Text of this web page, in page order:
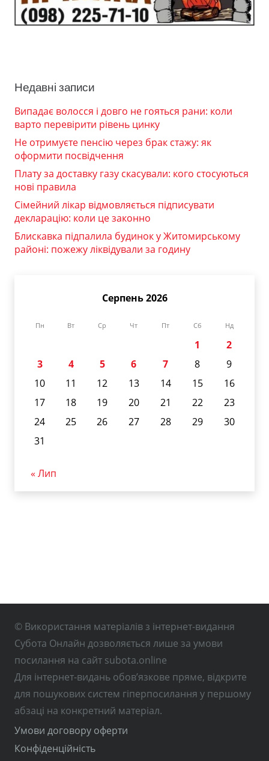
Недавні записи
Випадає волосся і довго не гояться рани: коли
варто перевірити рівень цинку
Не отримуєте пенсію через брак стажу: як
оформити посвідчення
Плату за доставку газу скасували: кого стосуються
нові правила
Сімейний лікар відмовляється підписувати
декларацію: коли це законно
Блискавка підпалила будинок у Житомирському
районі: пожежу ліквідували за годину
Серпень 2026
Пн Вт Ср Чт Пт Сб Нд
1
2
3
4 5 6 7 8
9
10
11 12 13 14 15
16
17
18 19 20 21 22
23
24
25 26 27 28 29
30
31
« Лип
© Використання матеріалів з інтернет-видання
Субота Онлайн дозволяється лише за умови
посилання на сайт subota.online
Для інтернет-видань обов’язкове пряме, відкрите
для пошукових систем гіперпосилання у першому
абзаці на конкретний матеріал.
Умови договору оферти
Конфіденційність